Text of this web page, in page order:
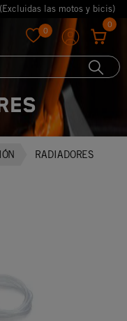
las motos y bicis)
0
0
RADIADORES